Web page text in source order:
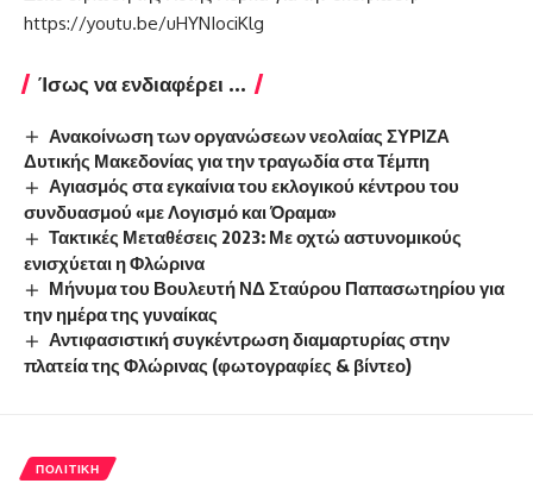
https://youtu.be/uHYNIociKlg
Ίσως να ενδιαφέρει ...
Ανακοίνωση των οργανώσεων νεολαίας ΣΥΡΙΖΑ
Δυτικής Μακεδονίας για την τραγωδία στα Τέμπη
Αγιασμός στα εγκαίνια του εκλογικού κέντρου του
συνδυασμού «με Λογισμό και Όραμα»
Τακτικές Μεταθέσεις 2023: Με οχτώ αστυνομικούς
ενισχύεται η Φλώρινα
Μήνυμα του Βουλευτή ΝΔ Σταύρου Παπασωτηρίου για
την ημέρα της γυναίκας
Αντιφασιστική συγκέντρωση διαμαρτυρίας στην
πλατεία της Φλώρινας (φωτογραφίες & βίντεο)
ΠΟΛΙΤΙΚΉ